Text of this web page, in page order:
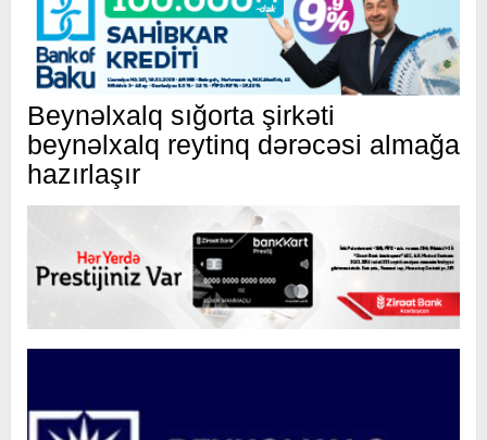
Beynəlxalq sığorta şirkəti
beynəlxalq reytinq dərəcəsi almağa
hazırlaşır